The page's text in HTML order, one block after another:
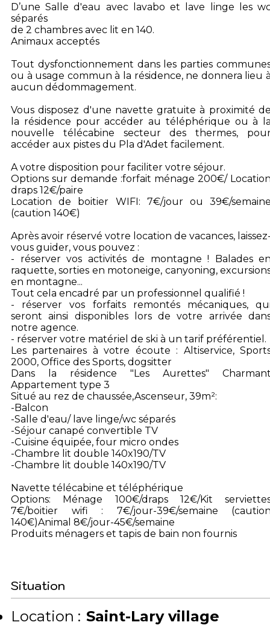
D’une Salle d'eau avec lavabo et lave linge les
séparés
de 2 chambres avec lit en 140.
Animaux acceptés
Tout dysfonctionnement dans les parties
ou à usage commun à la résidence, ne donnera lieu
aucun dédommagement.
Vous disposez d'une navette gratuite à proximité
la résidence pour accéder au téléphérique ou à
nouvelle télécabine secteur des thermes,
accéder aux pistes du Pla d'Adet facilement.
A votre disposition pour faciliter votre séjour.
Options sur demande :forfait ménage 200€/
draps 12€/paire
Location de boitier WIFI: 7€/jour ou 39€/
(caution 140€)
Après avoir réservé votre location de vacances,
vous guider, vous pouvez :
- réserver vos activités de montagne ! Balades
raquette, sorties en motoneige, canyoning,
en montagne...
Tout cela encadré par un professionnel qualifié !
- réserver vos forfaits remontés mécaniques,
seront ainsi disponibles lors de votre arrivée
notre agence.
- réserver votre matériel de ski à un tarif préférentiel.
Les partenaires à votre écoute : Altiservice,
2000, Office des Sports, dogsitter
Dans la résidence "Les Aurettes"
Appartement type 3
Situé au rez de chaussée,Ascenseur, 39m²:
-Balcon
-Salle d'eau/ lave linge/wc séparés
-Séjour canapé convertible TV
-Cuisine équipée, four micro ondes
-Chambre lit double 140x190/TV
-Chambre lit double 140x190/TV
Navette télécabine et téléphérique
Options: Ménage 100€/draps 12€/Kit
7€/boitier wifi : 7€/jour-39€/semaine
140€)Animal 8€/jour-45€/semaine
Produits ménagers et tapis de bain non fournis
Situation
Location : Saint-Lary village